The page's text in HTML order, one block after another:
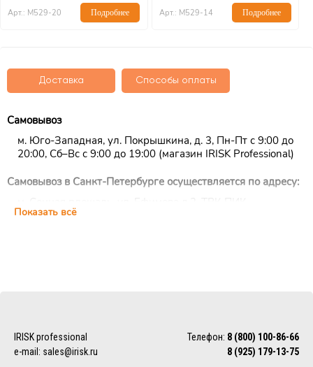
Арт.: М529-20 Подробнее Арт.: М529-14 Подробнее
Доставка Способы оплаты
Самовывоз
м. Юго-Западная, ул. Покрышкина, д. 3, Пн-Пт с 9:00 до
20:00, Сб–Вс с 9:00 до 19:00 (магазин IRISK Professional)
Самовывоз в Санкт-Петербурге осуществляется по адресу:
цокольный этаж, ежедневно с 10:00 до 22:00 (магазин
Доставка осуществляется по всему миру с помощью
службы EMS или Почты России.
Также можно воспользоваться услугами наиболее удобной
Показать всё
IRISK professional Телефон: 8 (800) 100-86-66
8 (925) 179-13-75
e-mail: sales@irisk.ru